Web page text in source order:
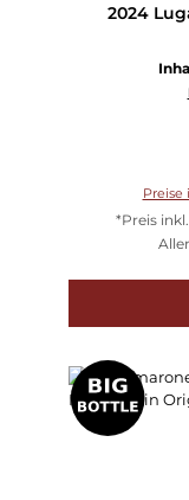
2024
Preise
*Preis